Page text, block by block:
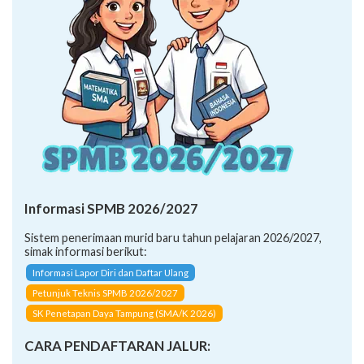
Informasi SPMB 2026/2027
Sistem penerimaan murid baru tahun pelajaran 2026/2027,
simak informasi berikut:
Informasi Lapor Diri dan Daftar Ulang
Petunjuk Teknis SPMB 2026/2027
SK Penetapan Daya Tampung (SMA/K 2026)
CARA PENDAFTARAN JALUR: